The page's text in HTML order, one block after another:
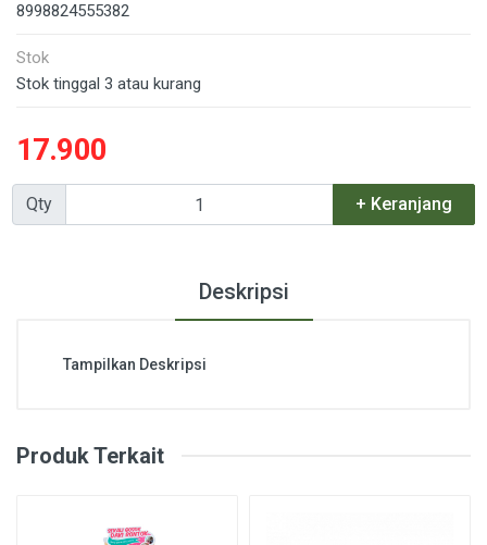
8998824555382
Stok
Stok tinggal 3 atau kurang
17.900
Qty + Keranjang
Deskripsi
Tampilkan Deskripsi
Produk Terkait